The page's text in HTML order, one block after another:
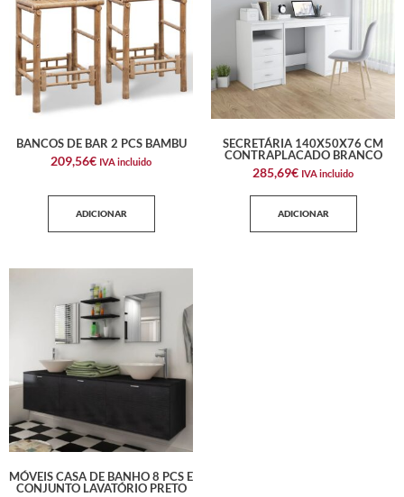
BANCOS DE BAR 2 PCS BAMBU
209,56€ IVA incluido
ADICIONAR
SECRETÁRIA 140X50X76 CM
CONTRAPLACADO BRANCO
285,69€ IVA incluido
ADICIONAR
MÓVEIS CASA DE BANHO 8 PCS E
CONJUNTO LAVATÓRIO PRETO